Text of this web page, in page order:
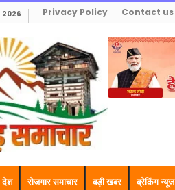
2026 Privacy Policy Contact us
देश रोजगार समाचार बड़ी खबर ब्रेकिंग न्यूज